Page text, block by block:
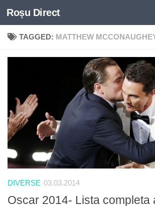
Skip to content
Roșu Direct
TAGGED: MATTHEW
DIVERSE 03.03.2014
Oscar 2014- Lista completa